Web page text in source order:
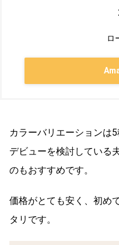
ロ
カラーバリエーションは
デビューを検討している
のもおすすめです。
価格がとても安く、初め
タリです。